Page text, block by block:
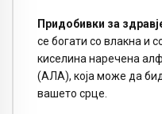
Придобивки за
се богати со влакна и
киселина наречена
(АЛА), која може да
вашето срце.